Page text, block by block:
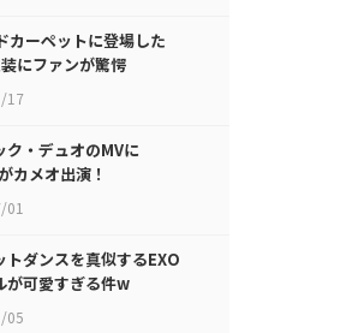
カーペットに登場した
にファンが驚愕
17
ク・デュオのMVに
カメオ出演！
01
トダンスを真似するEXO
が可愛すぎる件w
05